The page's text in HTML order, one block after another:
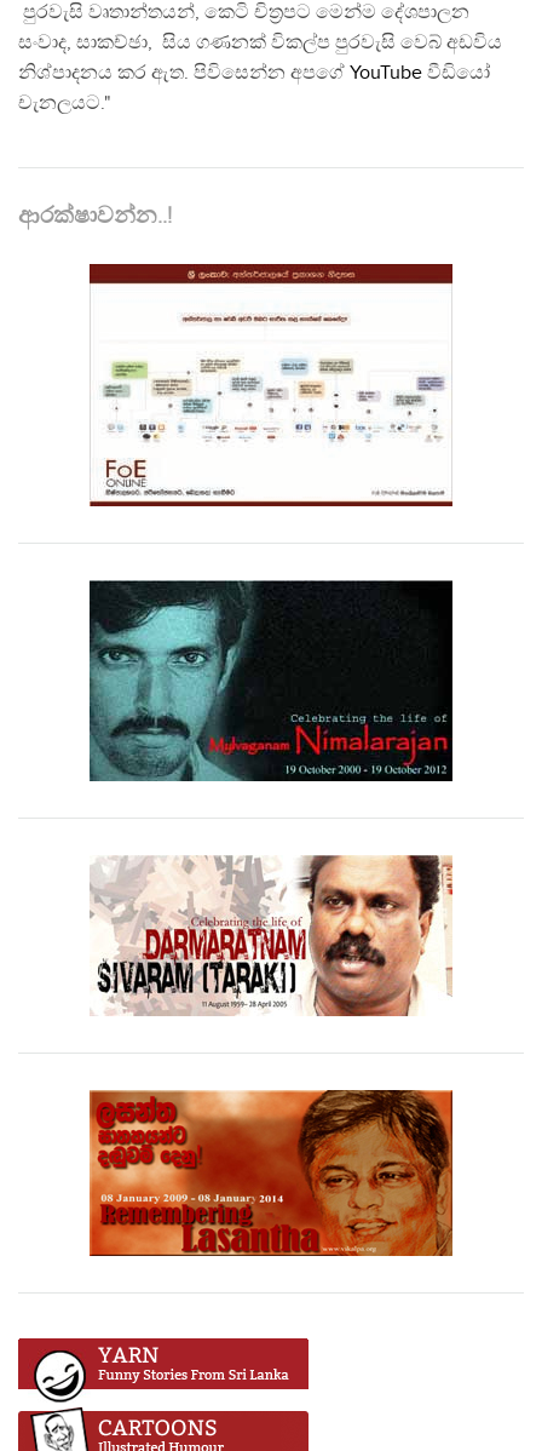
පුරවැසි වෘතාන්තයන්, කෙටි චිත්‍රපට මෙන්ම දේශපාලන
සංවාද, සාකච්ඡා, සිය ගණනක් විකල්ප පුරවැසි වෙබ් අඩවිය
නිශ්පාදනය කර ඇත. පිවිසෙන්න අපගේ YouTube වීඩියෝ
චැනලයට."
ආරක්ෂාවන්න..!